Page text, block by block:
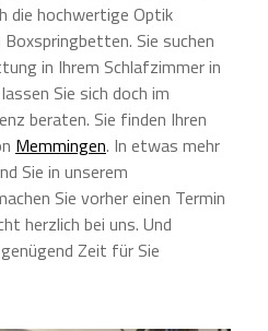
die hochwertige Optik
Sie suchen
in Ihrem Schlafzimmer in
Sie sich doch im
beraten. Sie finden Ihren
Memmingen. In etwas mehr
Sie in unserem
Sie vorher einen Termin
herzlich bei uns. Und
Zeit für Sie